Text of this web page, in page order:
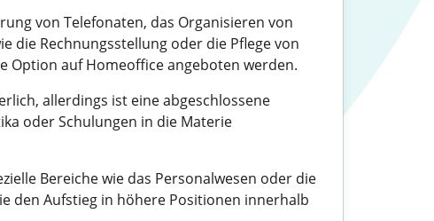
von Telefonaten, das Organisieren von
die Rechnungsstellung oder die Pflege von
Option auf Homeoffice angeboten werden.
allerdings ist eine abgeschlossene
oder Schulungen in die Materie
Bereiche wie das Personalwesen oder die
den Aufstieg in höhere Positionen innerhalb